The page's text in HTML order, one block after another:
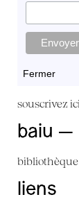
Fermer
souscrivez
baiu —
liens